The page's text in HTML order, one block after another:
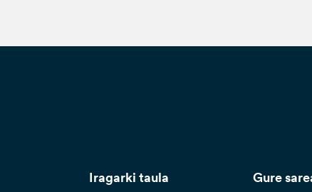
Iragarki taula Gure